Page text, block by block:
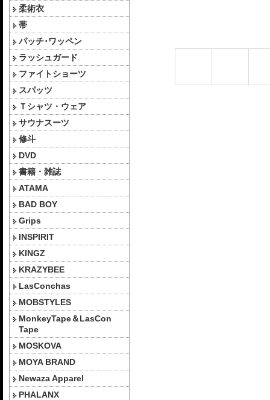
柔術衣
帯
パッチ･ワッペン
ラッシュガード
ファイトショーツ
スパッツ
Ｔシャツ・ウェア
サウナスーツ
修斗
DVD
書籍・雑誌
ATAMA
BAD BOY
Grips
INSPIRIT
KINGZ
KRAZYBEE
LasConchas
MOBSTYLES
MonkeyTape＆LasCon
Tape
MOSKOVA
MOYA BRAND
Newaza Apparel
PHALANX